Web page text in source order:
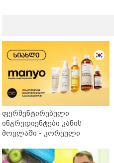
ფერმენტირებული
ინგრედიენტები კანის
მოვლაში - კორეული
საქართველოშია